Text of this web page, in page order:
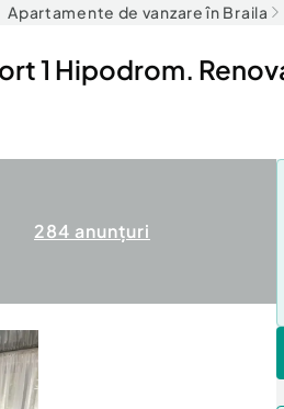
Apartamente de vanzare în Braila
1 Hipodrom.
284 anunțuri